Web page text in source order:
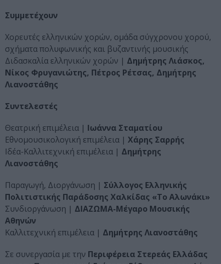
Συμμετέχουν
Χορευτές ελληνικών χορών, ομάδα σύγχρονου χορού,
σχήματα πολυφωνικής και βυζαντινής μουσικής
Διδασκαλία ελληνικών χορών | Δημήτρης Λιάσκος,
Νίκος Φρυγανιώτης, Πέτρος Ρέτσας, Δημήτρης
Λιανοστάθης
Συντελεστές
Θεατρική επιμέλεια | Ιωάννα Σταματίου
Εθνομουσικολογική επιμέλεια | Χάρης Σαρρής
Ιδέα-Καλλιτεχνική επιμέλεια | Δημήτρης
Λιανοστάθης
Παραγωγή, Διοργάνωση | Σύλλογος Ελληνικής
Πολιτιστικής Παράδοσης Χαλκίδας «Το Αλωνάκι»
Συνδιοργάνωση | ΔΙΑΖΩΜΑ-Μέγαρο Μουσικής
Αθηνών
Καλλιτεχνική επιμέλεια | Δημήτρης Λιανοστάθης
Σε συνεργασία με την Περιφέρεια Στερεάς Ελλάδας